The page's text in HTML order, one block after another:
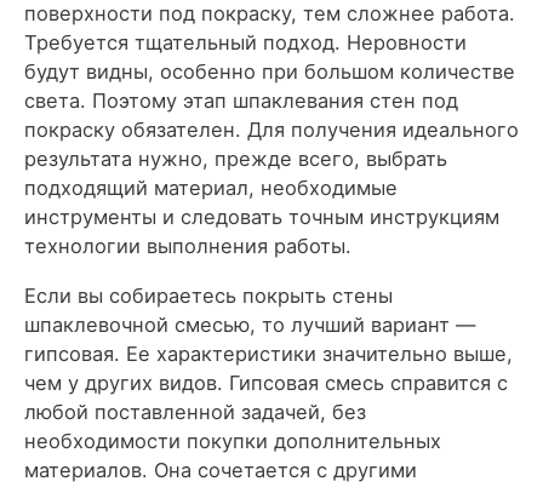
поверхности под покраску, тем сложнее работа.
Требуется тщательный подход. Неровности
будут видны, особенно при большом количестве
света. Поэтому этап шпаклевания стен под
покраску обязателен. Для получения идеального
результата нужно, прежде всего, выбрать
подходящий материал, необходимые
инструменты и следовать точным инструкциям
технологии выполнения работы.
Если вы собираетесь покрыть стены
шпаклевочной смесью, то лучший вариант —
гипсовая. Ее характеристики значительно выше,
чем у других видов. Гипсовая смесь справится с
любой поставленной задачей, без
необходимости покупки дополнительных
материалов. Она сочетается с другими